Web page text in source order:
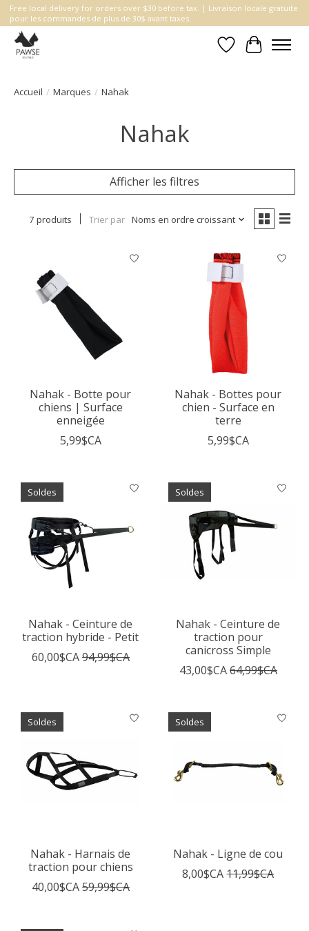
Free local delivery for orders over $30 before tax. | Livraison locale gratuite
pour les commandes de plus de 30$ avant taxes.
Liste dePanier
Accueil / Marques / Nahak
Nahak
Afficher les filtres
7 produits Trier par Noms en ordre croissant
Nahak - Botte pour
chiens | Surface
enneigée
5,99$CA
Nahak - Bottes pour
chien - Surface en
terre
5,99$CA
Soldes
Nahak - Ceinture de
traction hybride - Petit
60,00$CA94,99$CA
Soldes
Nahak - Ceinture de
traction pour
canicross Simple
43,00$CA64,99$CA
Soldes
Nahak - Harnais de
traction pour chiens
40,00$CA59,99$CA
Soldes
Nahak - Ligne de cou
8,00$CA 11,99$CA